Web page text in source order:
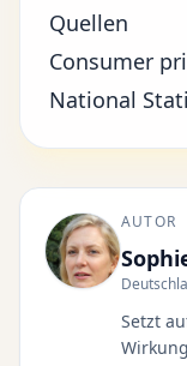
Quellen
Consumer
National
AUTOR
Setzt